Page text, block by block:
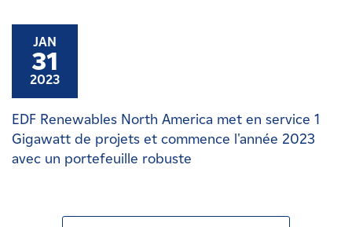
JAN
31
2023
EDF Renewables North America met en service 1
Gigawatt de projets et commence l'année 2023
avec un portefeuille robuste